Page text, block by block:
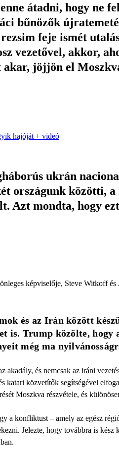
átadni, hogy ne
bűnözők
feje ismét
vezetővel, akkor,
jöjjön el
hajóját + videó
ukrán
országunk közötti, a
Azt mondta, hogy ezt
képviselője, Steve Witkoff és
és az Irán között
is. Trump közölte, hogy
még ma
akadály, és nemcsak az iráni
katari közvetítők segítségével
Moszkva részvétele, és
a konfliktust – amely az egész
Jelezte, hogy továbbra is kész